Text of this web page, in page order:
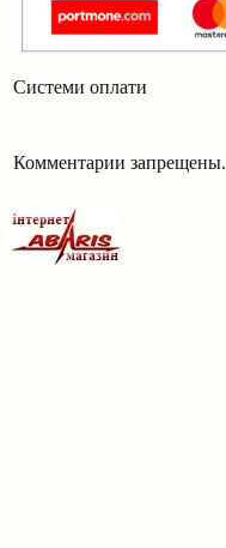
Системи оплати
Комментарии запрещены.